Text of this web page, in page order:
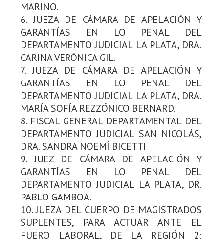
MARINO.
6. JUEZA DE CÁMARA DE APELACIÓN Y
GARANTÍAS EN LO PENAL DEL
DEPARTAMENTO JUDICIAL LA PLATA, DRA.
CARINA VERÓNICA GIL.
7. JUEZA DE CÁMARA DE APELACIÓN Y
GARANTÍAS EN LO PENAL DEL
DEPARTAMENTO JUDICIAL LA PLATA, DRA.
MARÍA SOFÍA REZZÓNICO BERNARD.
8. FISCAL GENERAL DEPARTAMENTAL DEL
DEPARTAMENTO JUDICIAL SAN NICOLÁS,
DRA. SANDRA NOEMÍ BICETTI
9. JUEZ DE CÁMARA DE APELACIÓN Y
GARANTÍAS EN LO PENAL DEL
DEPARTAMENTO JUDICIAL LA PLATA, DR.
PABLO GAMBOA.
10. JUEZA DEL CUERPO DE MAGISTRADOS
SUPLENTES, PARA ACTUAR ANTE EL
FUERO LABORAL, DE LA REGIÓN 2: